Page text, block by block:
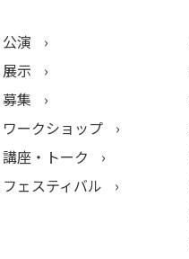
公演
展示
募集
ワークショップ
講座・トーク
フェスティバル